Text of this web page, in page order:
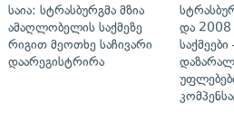
საია: სტრასბურგმა მზია
ამაღლობელის საქმეზე
რიგით მეოთხე საჩივარი
დაარეგისტრირა
და 2008